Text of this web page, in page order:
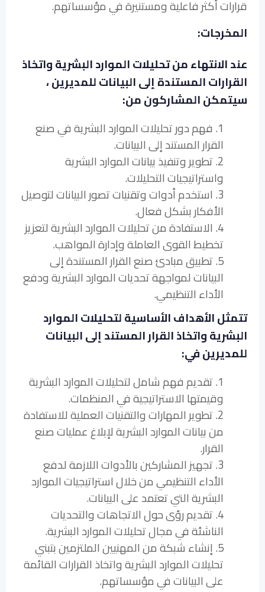
قرارات أكثر فاعلية ومستنيرة في مؤسساتهم.
المخرجات:
عند الانتهاء من تحليلات الموارد البشرية واتخاذ
القرارات المستندة إلى البيانات للمديرين ،
سيتمكن المشاركون من:
1. فهم دور تحليلات الموارد البشرية في صنع
القرار المستند إلى البيانات.
2. تطوير وتنفيذ بيانات الموارد البشرية
واستراتيجيات التحليلات.
3. استخدم أدوات وتقنيات تصور البيانات لتوصيل
الأفكار بشكل فعال.
4. الاستفادة من تحليلات الموارد البشرية لتعزيز
تخطيط القوى العاملة وإدارة المواهب.
5. تطبيق مبادئ صنع القرار المستندة إلى
البيانات لمواجهة تحديات الموارد البشرية ودفع
الأداء التنظيمي.
تتمثل الأهداف الأساسية لتحليلات الموارد
البشرية واتخاذ القرار المستند إلى البيانات
للمديرين في:
1. تقديم فهم شامل لتحليلات الموارد البشرية
وقيمتها الاستراتيجية في المنظمات.
2. تطوير المهارات والتقنيات العملية للاستفادة
من بيانات الموارد البشرية لإبلاغ عمليات صنع
القرار.
3. تجهيز المشاركين بالأدوات اللازمة لدفع
الأداء التنظيمي من خلال استراتيجيات الموارد
البشرية التي تعتمد على البيانات.
4. تقديم رؤى حول الاتجاهات والتحديات
الناشئة في مجال تحليلات الموارد البشرية.
5. إنشاء شبكة من المهنيين الملتزمين بتبني
تحليلات الموارد البشرية واتخاذ القرارات القائمة
على البيانات في مؤسساتهم.